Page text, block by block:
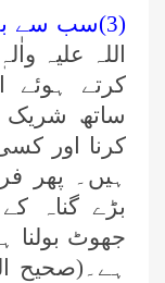
(3)سب سے بڑا گناہ:
اللہ علیہ
کرتے ہوئے
ساتھ شریک
کرنا اور
ہیں۔ پھر
بڑے گناہ
جھوٹ بولنا
ہے۔(صحیح